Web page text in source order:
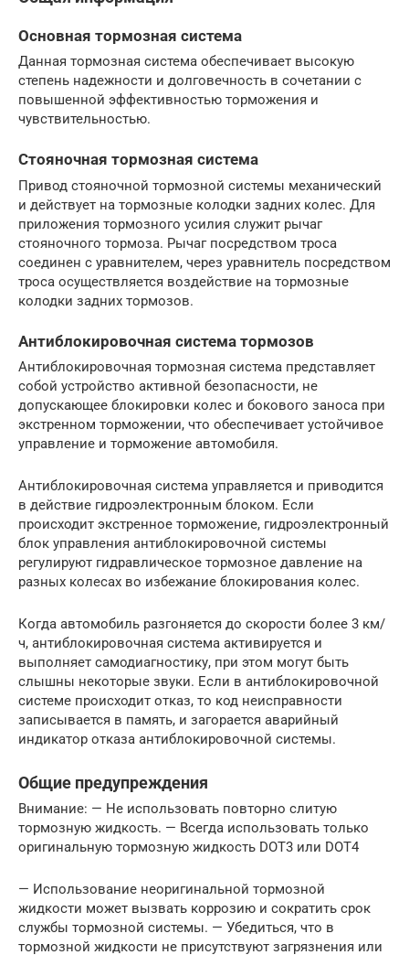
Основная тормозная система
Данная тормозная система обеспечивает высокую
степень надежности и долговечность в сочетании с
повышенной эффективностью торможения и
чувствительностью.
Стояночная тормозная система
Привод стояночной тормозной системы механический
и действует на тормозные колодки задних колес. Для
приложения тормозного усилия служит рычаг
стояночного тормоза. Рычаг посредством троса
соединен с уравнителем, через уравнитель посредством
троса осуществляется воздействие на тормозные
колодки задних тормозов.
Антиблокировочная система тормозов
Антиблокировочная тормозная система представляет
собой устройство активной безопасности, не
допускающее блокировки колес и бокового заноса при
экстренном торможении, что обеспечивает устойчивое
управление и торможение автомобиля.
Антиблокировочная система управляется и приводится
в действие гидроэлектронным блоком. Если
происходит экстренное торможение, гидроэлектронный
блок управления антиблокировочной системы
регулируют гидравлическое тормозное давление на
разных колесах во избежание блокирования колес.
Когда автомобиль разгоняется до скорости более 3 км/
ч, антиблокировочная система активируется и
выполняет самодиагностику, при этом могут быть
слышны некоторые звуки. Если в антиблокировочной
системе происходит отказ, то код неисправности
записывается в память, и загорается аварийный
индикатор отказа антиблокировочной системы.
Общие предупреждения
Внимание: — Не использовать повторно слитую
тормозную жидкость. — Всегда использовать только
оригинальную тормозную жидкость DOT3 или DOT4
— Использование неоригинальной тормозной
жидкости может вызвать коррозию и сократить срок
службы тормозной системы. — Убедиться, что в
тормозной жидкости не присутствуют загрязнения или